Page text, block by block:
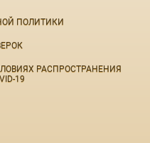
ПОЛИТИКИ
РАСПРОСТРАНЕНИЯ
19